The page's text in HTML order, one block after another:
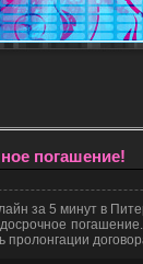
погашение!
за 5 минут в